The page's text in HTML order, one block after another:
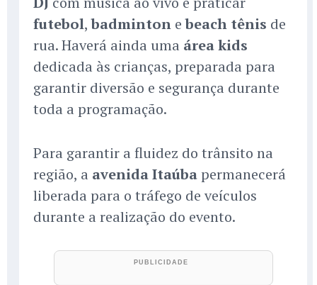
futebol,badminton ebeach tênis de
rua. Haverá ainda uma área kids
dedicada às crianças, preparada para
garantir diversão e segurança durante
toda a programação.
Para garantir a fluidez do trânsito na
região, a avenida Itaúba permanecerá
liberada para o tráfego de veículos
durante a realização do evento.